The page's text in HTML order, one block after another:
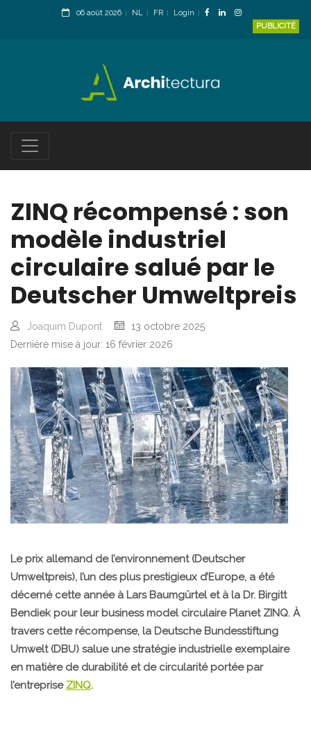
06 août 2026 NL FR
Login
PUBLICITÉ
ZINQ récompensé : son
modèle industriel
circulaire salué par le
Deutscher Umweltpreis
Joaquim Dupont
13 octobre 2025
Dernière mise à jour: 16 février 2026
Le prix allemand de l’environnement (Deutscher
Umweltpreis), l’un des plus prestigieux d’Europe, a été
décerné cette année à Lars Baumgürtel et à la Dr. Birgitt
Bendiek pour leur business model circulaire Planet ZINQ. À
travers cette récompense, la Deutsche Bundesstiftung
Umwelt (DBU) salue une stratégie industrielle exemplaire
en matière de durabilité et de circularité portée par
l’entreprise ZINQ.